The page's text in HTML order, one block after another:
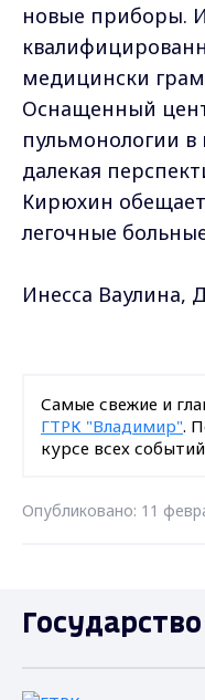
новые приборы.
медицински
Оснащенный
пульмонологии в
далекая
Кирюхин
легочные
Инесса Ваулина,
Самые свежие и
ГТРК "Владимир".
курсе всех
Опубликовано: 11
Государство